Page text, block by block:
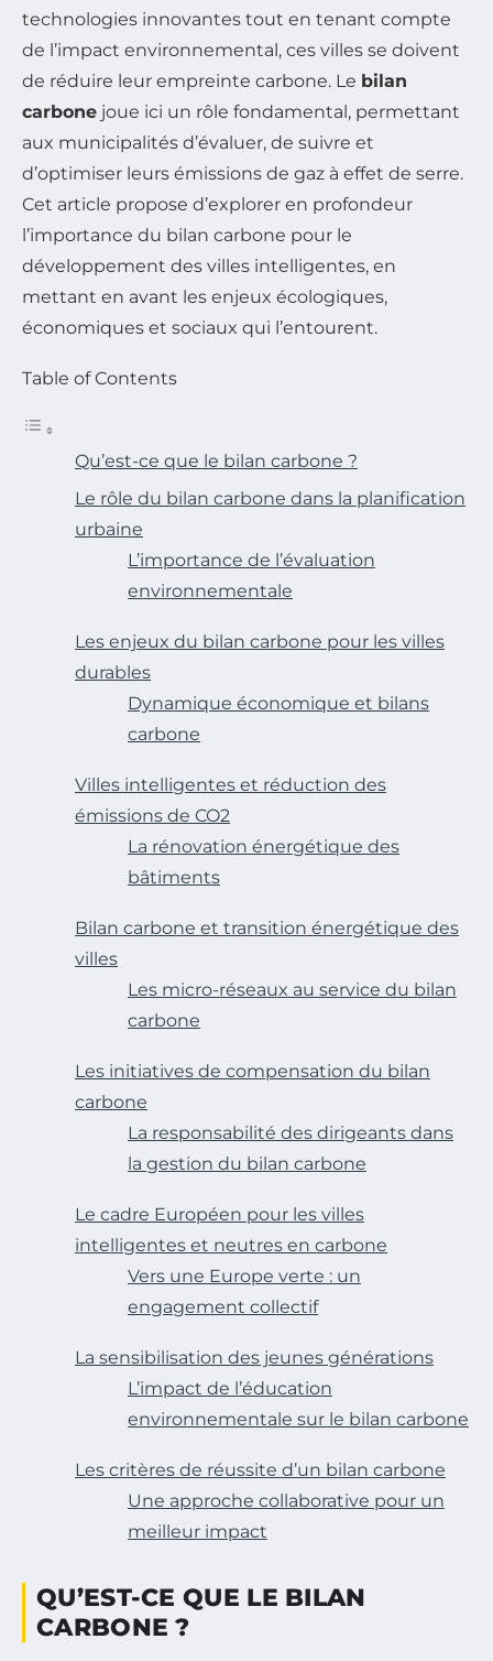
technologies innovantes tout en tenant compte
de l’impact environnemental, ces villes se doivent
de réduire leur empreinte carbone. Le bilan
carbone joue ici un rôle fondamental, permettant
aux municipalités d’évaluer, de suivre et
d’optimiser leurs émissions de gaz à effet de serre.
Cet article propose d’explorer en profondeur
l’importance du bilan carbone pour le
développement des villes intelligentes, en
mettant en avant les enjeux écologiques,
économiques et sociaux qui l’entourent.
Table of Contents
Qu’est-ce que le bilan carbone ?
Le rôle du bilan carbone dans la planification
urbaine
L’importance de l’évaluation
environnementale
Les enjeux du bilan carbone pour les villes
durables
Dynamique économique et bilans
carbone
Villes intelligentes et réduction des
émissions de CO2
La rénovation énergétique des
bâtiments
Bilan carbone et transition énergétique des
villes
Les micro-réseaux au service du bilan
carbone
Les initiatives de compensation du bilan
carbone
La responsabilité des dirigeants dans
la gestion du bilan carbone
Le cadre Européen pour les villes
intelligentes et neutres en carbone
Vers une Europe verte : un
engagement collectif
La sensibilisation des jeunes générations
L’impact de l’éducation
environnementale sur le bilan carbone
Les critères de réussite d’un bilan carbone
Une approche collaborative pour un
meilleur impact
QU’EST-CE QUE LE BILAN
CARBONE ?